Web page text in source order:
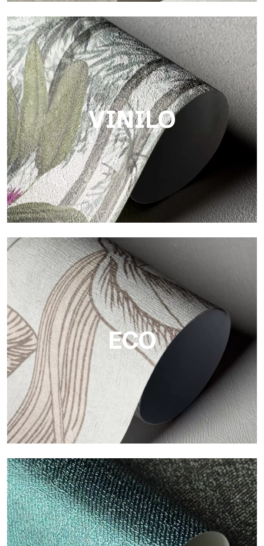
Touch
Acabado con trama fibrosa e irregular, con una textura suave
que aporta calidez y autenticidad a la superficie.
VINILO
Vinilo
Los acabados vinílicos de los papeles pintados de
Tecnografica ofrecen superficies resistentes, texturizadas y
visualmente sofisticadas.
ECO
ECO
Eco de Tecnografica es el papel pintado ecológico de fibra de
celulosa: soporte sostenible, sin PVC, con colores claros y de
alta calidad.